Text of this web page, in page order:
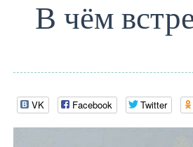
В чём
VK Facebook Twitter